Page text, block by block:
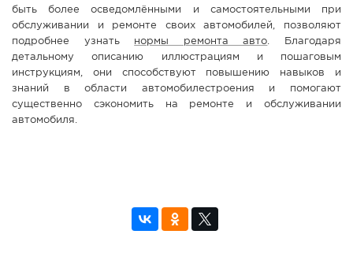
быть более осведомлёнными и самостоятельными при
обслуживании и ремонте своих автомобилей, позволяют
подробнее узнать нормы ремонта авто. Благодаря
детальному описанию иллюстрациям и пошаговым
инструкциям, они способствуют повышению навыков и
знаний в области автомобилестроения и помогают
существенно сэкономить на ремонте и обслуживании
автомобиля.